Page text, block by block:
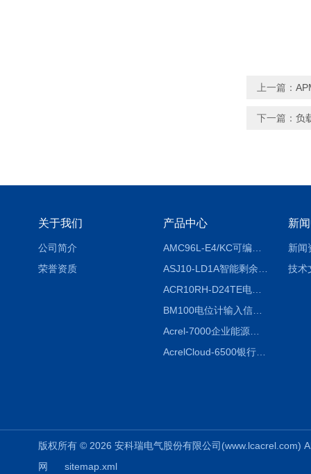
上一篇：
下一篇： 负
关于我们
公司简介
荣誉资质
产品中心
ACR10RH-D24TE电力仪表外置开口式互感器
BM100电位计输入信号隔离器
Acrel-7000企业能源管控平台
AcrelCloud-6500银行业安全用电能耗云平台
新
新闻
技术
版权所有 © 2026 安科瑞电气股份有限公司
网
sitemap.xml